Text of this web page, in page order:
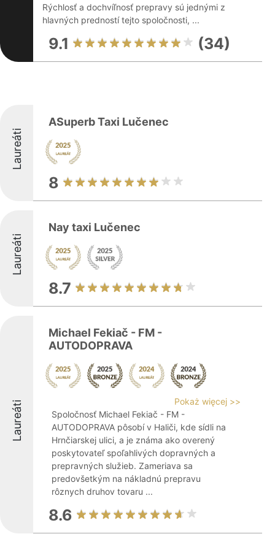
Rýchlosť a dochvíľnosť prepravy sú jednými z
hlavných predností tejto spoločnosti, ...
9.1 (34)
Laureáti
ASuperb Taxi Lučenec
8
Laureáti
Nay taxi Lučenec
8.7
Laureáti
Michael Fekiač - FM -
AUTODOPRAVA
Pokaż więcej >>
Spoločnosť Michael Fekiač - FM -
AUTODOPRAVA pôsobí v Haliči, kde sídli na
Hrnčiarskej ulici, a je známa ako overený
poskytovateľ spoľahlivých dopravných a
prepravných služieb. Zameriava sa
predovšetkým na nákladnú prepravu
rôznych druhov tovaru ...
8.6